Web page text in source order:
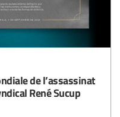
de l’assassinat
René Sucup